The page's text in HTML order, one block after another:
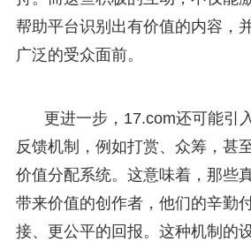
帮助平台识别出有价值的内容，
广泛的受众面前。
更进一步，17.com还可能引
反馈机制，例如打赏、众筹，甚
价值分配系统。这意味着，那些
带来价值的创作者，他们的辛勤
接、更公平的回报。这种机制的